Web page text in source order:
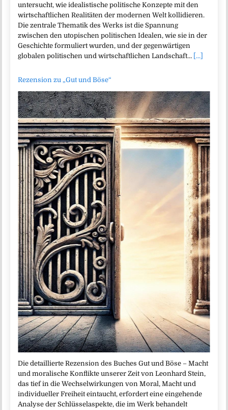
untersucht, wie idealistische politische Konzepte mit den
wirtschaftlichen Realitäten der modernen Welt kollidieren.
Die zentrale Thematik des Werks ist die Spannung
zwischen den utopischen politischen Idealen, wie sie in der
Geschichte formuliert wurden, und der gegenwärtigen
globalen politischen und wirtschaftlichen Landschaft… [...]
Rezension zu „Gut und Böse“
Die detaillierte Rezension des Buches Gut und Böse – Macht
und moralische Konflikte unserer Zeit von Leonhard Stein,
das tief in die Wechselwirkungen von Moral, Macht und
individueller Freiheit eintaucht, erfordert eine eingehende
Analyse der Schlüsselaspekte, die im Werk behandelt